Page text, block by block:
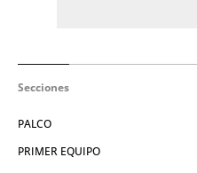
Secciones
PALCO
PRIMER EQUIPO